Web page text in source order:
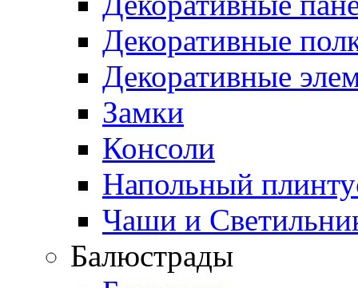
Декоративные
Декоративные
Замки
Консоли
Напольный
Чаши и
Балюстрады